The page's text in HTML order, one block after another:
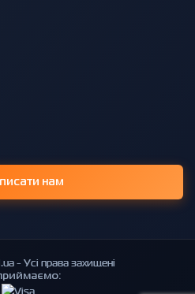
нам
- Усі права захищені